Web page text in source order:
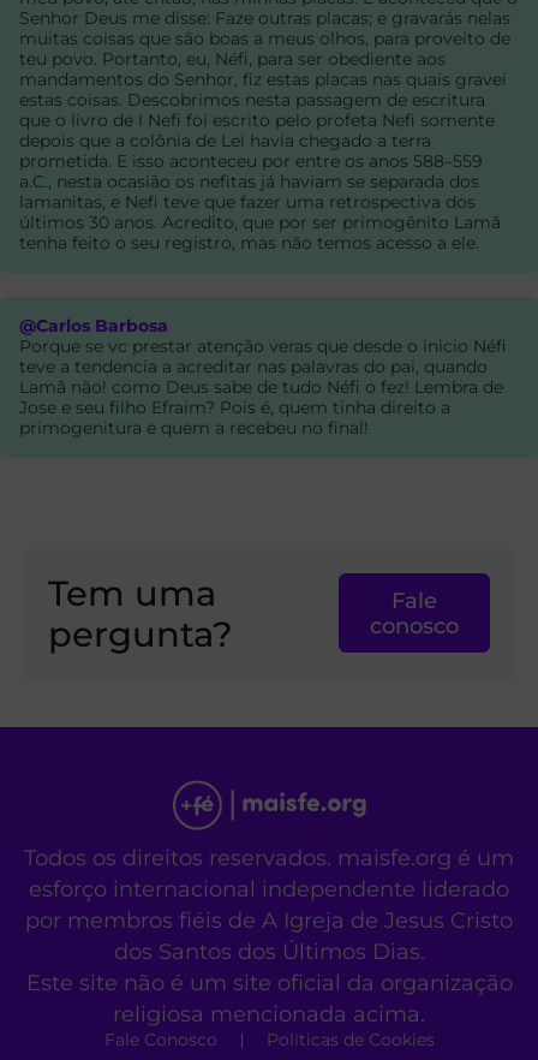
Senhor Deus me disse: Faze outras placas; e gravarás nelas
muitas coisas que são boas a meus olhos, para proveito de
teu povo. Portanto, eu, Néfi, para ser obediente aos
mandamentos do Senhor, fiz estas placas nas quais gravei
estas coisas. Descobrimos nesta passagem de escritura
que o livro de I Nefi foi escrito pelo profeta Nefi somente
depois que a colônia de Lei havia chegado a terra
prometida. E isso aconteceu por entre os anos 588–559
a.C., nesta ocasião os nefitas já haviam se separada dos
lamanitas, e Nefi teve que fazer uma retrospectiva dos
últimos 30 anos. Acredito, que por ser primogênito Lamã
tenha feito o seu registro, mas não temos acesso a ele.
@Carlos Barbosa
Porque se vc prestar atenção veras que desde o inicio Néfi
teve a tendencia a acreditar nas palavras do pai, quando
Lamâ não! como Deus sabe de tudo Néfi o fez! Lembra de
Jose e seu filho Efraim? Pois é, quem tinha direito a
primogenitura e quem a recebeu no final!
Tem uma
pergunta?
Fale
conosco
Todos os direitos reservados. maisfe.org é um
esforço internacional independente liderado
por membros fiéis de A Igreja de Jesus Cristo
dos Santos dos Últimos Dias.
Este site não é um site oficial da organização
religiosa mencionada acima.
Fale Conosco Políticas de Cookies